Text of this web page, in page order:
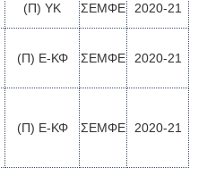
(Π) ΥΚ ΣΕΜΦΕ 2020-21
(Π) Ε-ΚΦ ΣΕΜΦΕ 2020-21
(Π) Ε-ΚΦ ΣΕΜΦΕ 2020-21